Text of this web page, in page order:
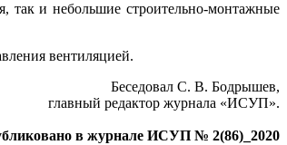
так и небольшие строительно-монтажные
вентиляцией.
Беседовал С. В. Бодрышев,
главный редактор журнала «ИСУП».
в журнале ИСУП № 2(86)_2020